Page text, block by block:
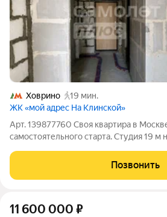
Ховрино
19 мин.
ЖК «мой адрес На Клинской»
Арт. 139877760 Своя квартира в Москве для
самостоятельного старта. Студия 19 м
московская прописка, статус жилого
стандартные коммунальные тарифы.
Позвонить
11 600 000 ₽